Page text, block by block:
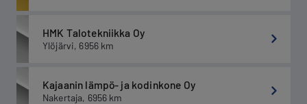
HMK Talotekniikka Oy
Ylöjärvi, 6956 km
Kajaanin lämpö- ja kodinkone Oy
Nakertaja, 6956 km